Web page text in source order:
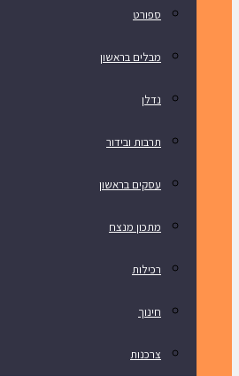
ספורט
מבלים בראשון
נדלן
תרבות ובידור
עסקים בראשון
מתכון מנצח
רכילות
חינוך
צרכנות